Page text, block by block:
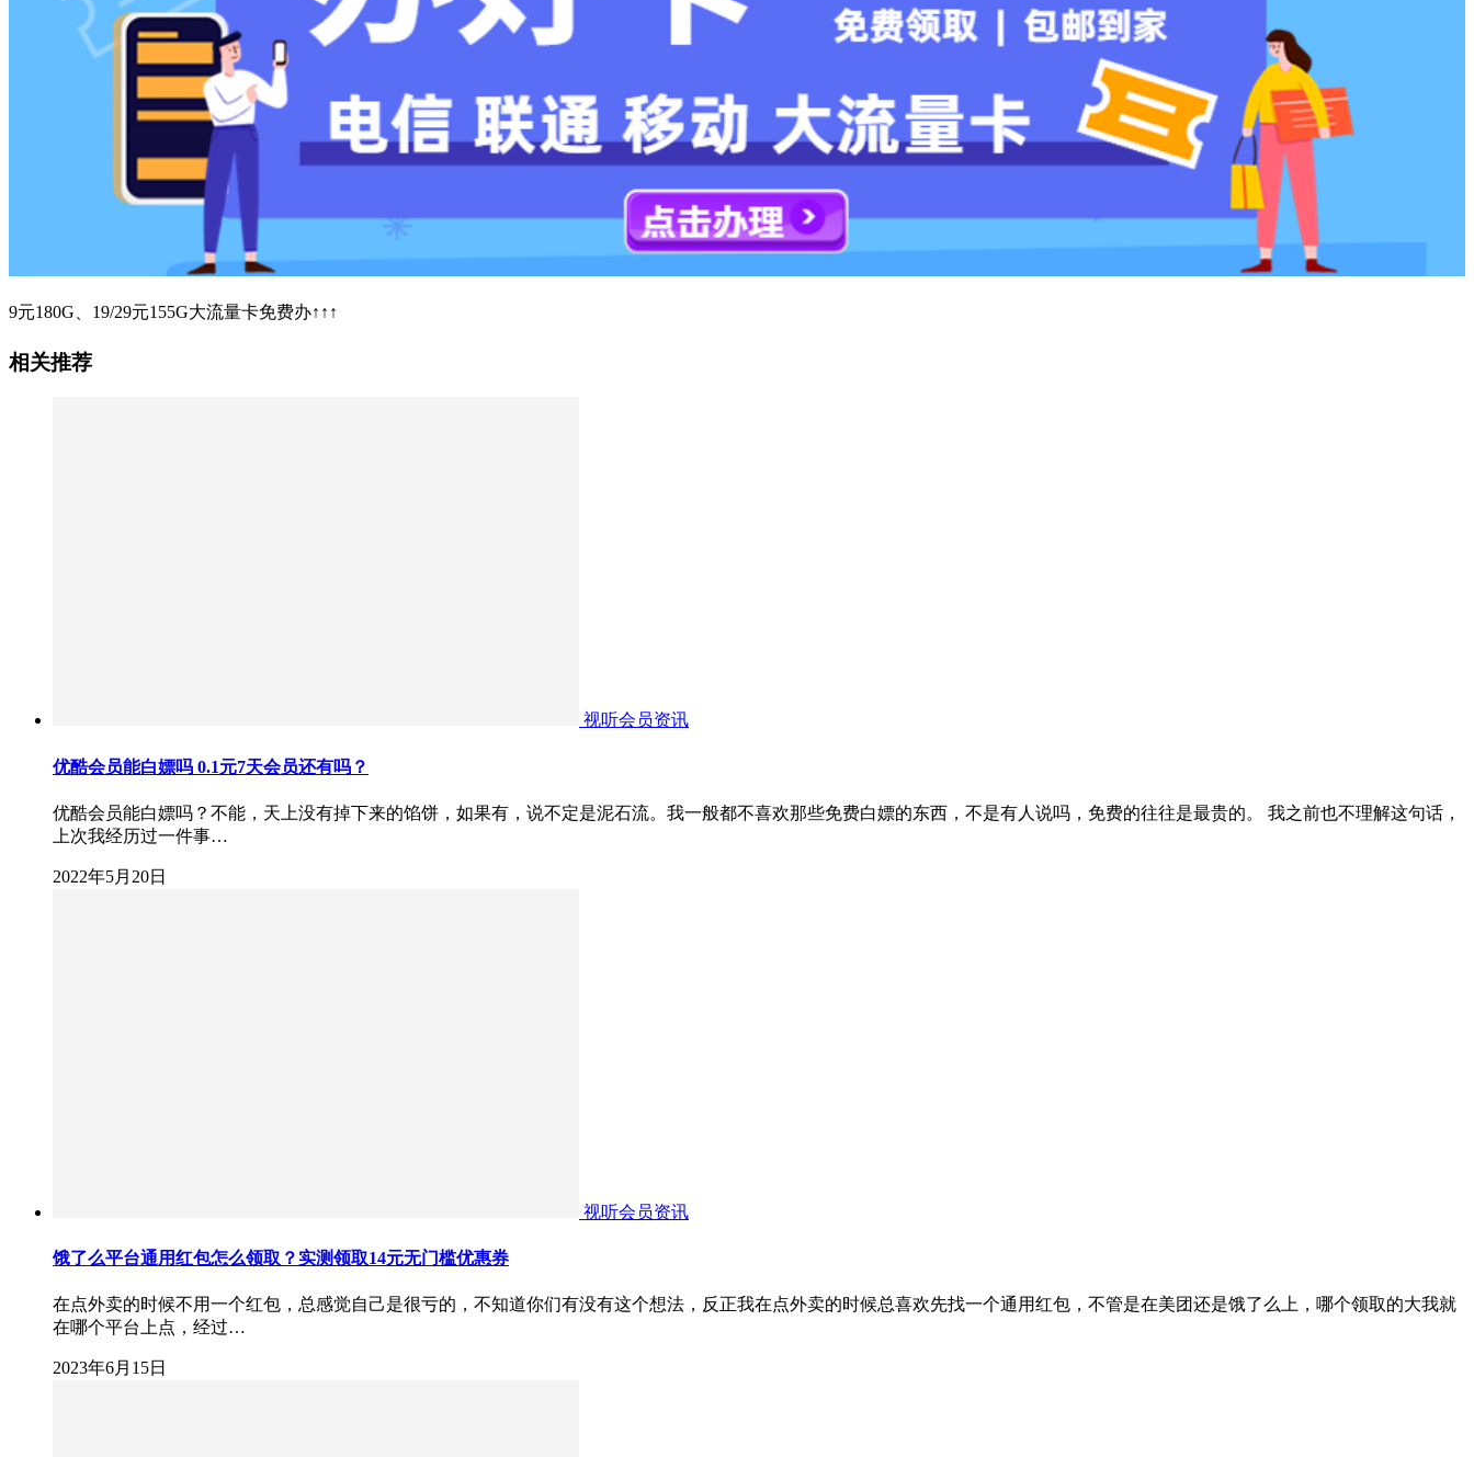
9元180G、19/29元155G大流量卡免费办↑↑↑
相关推荐
视听会员资讯
优酷会员能白嫖吗 0.1元7天会员还有吗？
优酷会员能白嫖吗？不能，天上没有掉下来的馅饼，如果有，说不定是泥石流。我一般都不喜欢那些免费白嫖的东西，不是有人说吗，免费的往往是最贵的。 我之前也不理解这句话，
上次我经历过一件事…
2022年5月20日
视听会员资讯
饿了么平台通用红包怎么领取？实测领取14元无门槛优惠券
在点外卖的时候不用一个红包，总感觉自己是很亏的，不知道你们有没有这个想法，反正我在点外卖的时候总喜欢先找一个通用红包，不管是在美团还是饿了么上，哪个领取的大我就
在哪个平台上点，经过…
2023年6月15日